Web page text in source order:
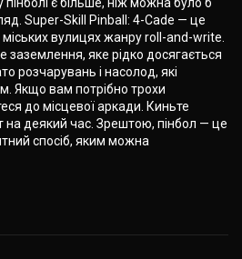
Super-Skill Pinball: 4-Cade — це
вулицях жанру roll-and-write.
заземлення, яке рідко досягається
розчарувань і насолод, які
Якщо вам потрібно трохи
до місцевої аркади. Киньте
на деякий час. Зрештою, пінбол — це
спосіб, яким можна